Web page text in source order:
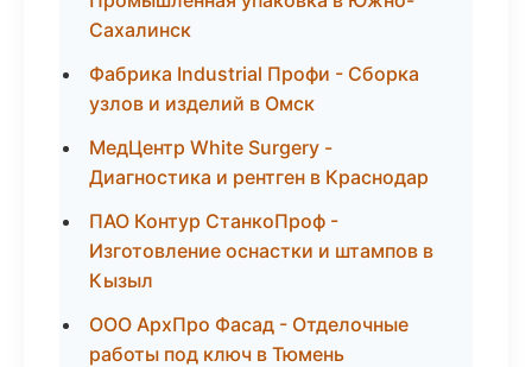
Сахалинск
Фабрика Industrial Профи - Сборка
узлов и изделий в Омск
МедЦентр White Surgery -
Диагностика и рентген в Краснодар
ПАО Контур СтанкоПроф -
Изготовление оснастки и штампов в
Кызыл
ООО АрхПро Фасад - Отделочные
работы под ключ в Тюмень